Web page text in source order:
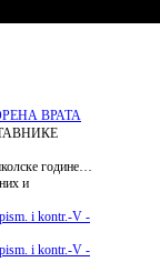
ВРАТА
године…
и